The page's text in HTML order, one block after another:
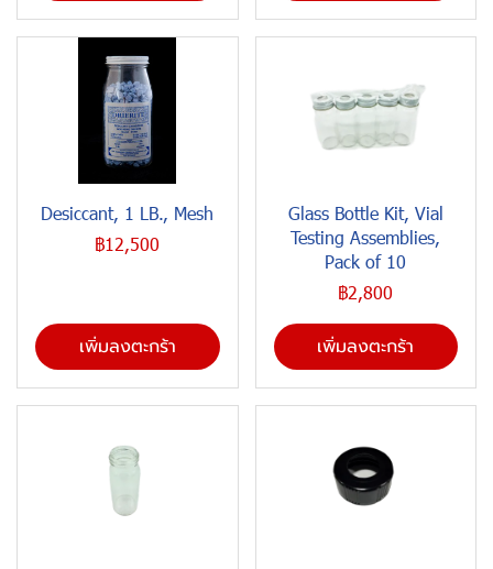
Desiccant, 1 LB., Mesh
฿12,500
เพิ่มลงตะกร้า
Glass Bottle Kit, Vial
Testing Assemblies,
Pack of 10
฿2,800
เพิ่มลงตะกร้า